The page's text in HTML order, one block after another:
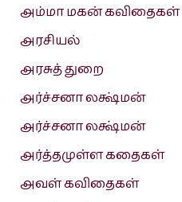
அம்மா மகன் கவிதைகள்
அரசியல்
அரசுத் துறை
அர்ச்சனா லக்ஷ்மன்
அர்ச்சனா லக்ஷ்மன்
அர்த்தமுள்ள கதைகள்
அவள் கவிதைகள்